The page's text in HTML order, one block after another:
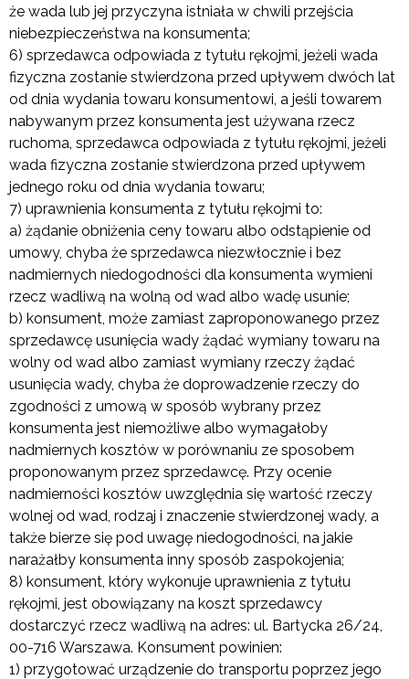
że wada lub jej przyczyna istniała w chwili przejścia
niebezpieczeństwa na konsumenta;
6) sprzedawca odpowiada z tytułu rękojmi, jeżeli wada
fizyczna zostanie stwierdzona przed upływem dwóch lat
od dnia wydania towaru konsumentowi, a jeśli towarem
nabywanym przez konsumenta jest używana rzecz
ruchoma, sprzedawca odpowiada z tytułu rękojmi, jeżeli
wada fizyczna zostanie stwierdzona przed upływem
jednego roku od dnia wydania towaru;
7) uprawnienia konsumenta z tytułu rękojmi to:
a) żądanie obniżenia ceny towaru albo odstąpienie od
umowy, chyba że sprzedawca niezwłocznie i bez
nadmiernych niedogodności dla konsumenta wymieni
rzecz wadliwą na wolną od wad albo wadę usunie;
b) konsument, może zamiast zaproponowanego przez
sprzedawcę usunięcia wady żądać wymiany towaru na
wolny od wad albo zamiast wymiany rzeczy żądać
usunięcia wady, chyba że doprowadzenie rzeczy do
zgodności z umową w sposób wybrany przez
konsumenta jest niemożliwe albo wymagałoby
nadmiernych kosztów w porównaniu ze sposobem
proponowanym przez sprzedawcę. Przy ocenie
nadmierności kosztów uwzględnia się wartość rzeczy
wolnej od wad, rodzaj i znaczenie stwierdzonej wady, a
także bierze się pod uwagę niedogodności, na jakie
narażałby konsumenta inny sposób zaspokojenia;
8) konsument, który wykonuje uprawnienia z tytułu
rękojmi, jest obowiązany na koszt sprzedawcy
dostarczyć rzecz wadliwą na adres: ul. Bartycka 26/24,
00-716 Warszawa. Konsument powinien:
1) przygotować urządzenie do transportu poprzez jego